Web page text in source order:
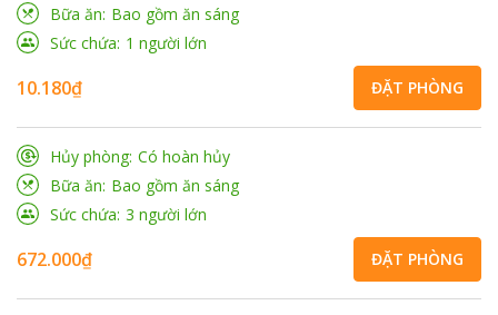
Bữa ăn Bao gồm ăn sáng
Sức chứa 1 người lớn
10.180₫ ĐẶT PHÒNG
Hủy phòng Có hoàn hủy
Bữa ăn Bao gồm ăn sáng
Sức chứa 3 người lớn
672.000₫ ĐẶT PHÒNG